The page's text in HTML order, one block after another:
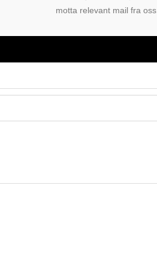
motta relevant mail fra oss.